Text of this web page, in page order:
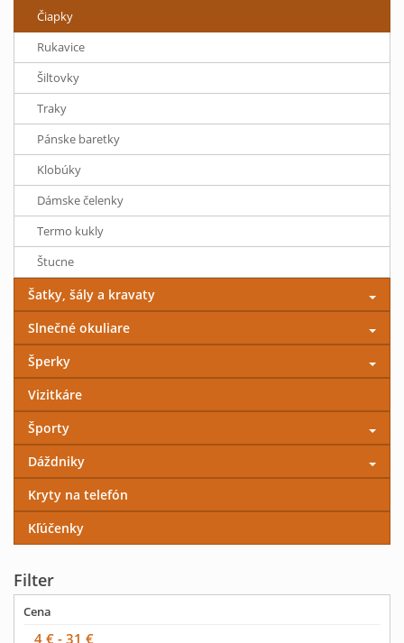
Čiapky
Rukavice
Šiltovky
Traky
Pánske baretky
Klobúky
Dámske čelenky
Termo kukly
Štucne
Šatky, šály a kravaty
Slnečné okuliare
Šperky
Vizitkáre
Športy
Dáždniky
Kryty na telefón
Kľúčenky
Filter
Cena